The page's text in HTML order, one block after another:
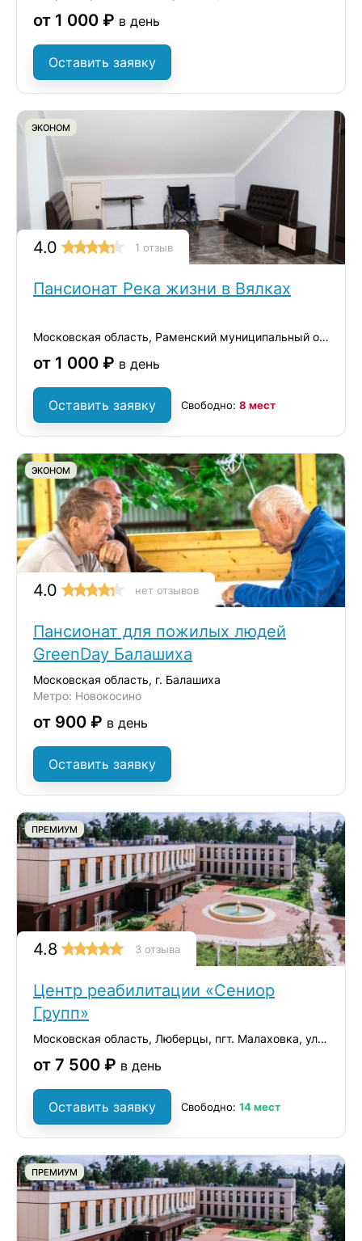
от 1 000 ₽ в день
Оставить заявку
ЭКОНОМ
4.0 1 отзыв
Пансионат Река жизни в Вялках
Московская область, Раменский муниципальный округ, деревня Вялки, 1-я Железнодорожная улица, 42
от 1 000 ₽ в день
Оставить заявку Свободно: 8 мест
ЭКОНОМ
4.0 нет отзывов
Пансионат для пожилых людей
GreenDay Балашиха
Московская область, г. Балашиха
Метро: Новокосино
от 900 ₽ в день
Оставить заявку
ПРЕМИУМ
4.8 3 отзыва
Центр реабилитации «Сениор
Групп»
Московская область, Люберцы, пгт. Малаховка, ул. Константинова, 42А
от 7 500 ₽ в день
Оставить заявку Свободно: 14 мест
ПРЕМИУМ